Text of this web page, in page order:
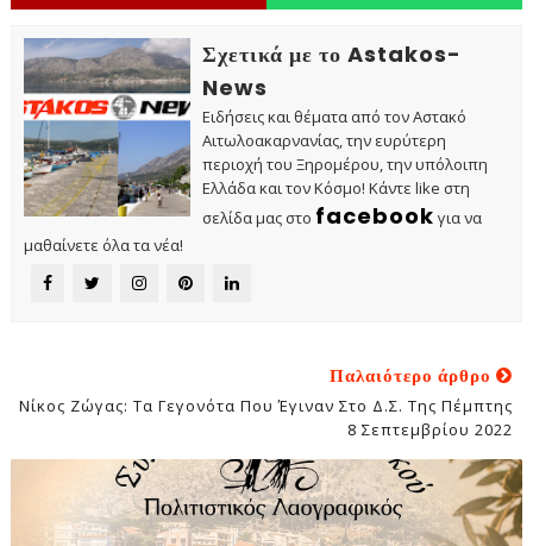
Σχετικά με το Astakos-
News
Ειδήσεις και θέματα από τον Αστακό
Αιτωλοακαρνανίας, την ευρύτερη
περιοχή του Ξηρομέρου, την υπόλοιπη
Ελλάδα και τον Κόσμο! Κάντε like στη
σελίδα μας στο facebook για να
μαθαίνετε όλα τα νέα!
Παλαιότερο άρθρο
Νίκος Ζώγας: Τα Γεγονότα Που Έγιναν Στο Δ.Σ. Της Πέμπτης
8 Σεπτεμβρίου 2022